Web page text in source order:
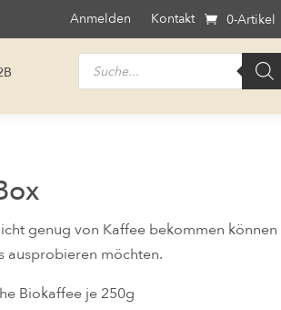
Anmelden Kontakt 0-Artikel
Products
search
genug von Kaffee bekommen können
ausprobieren möchten.
Biokaffee je 250g